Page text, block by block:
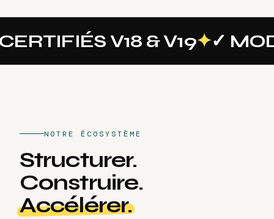
✦✓ MODULES CUSTOM
NOTRE ÉCOSYSTÈME
Structurer.
Construire.
Accélérer.